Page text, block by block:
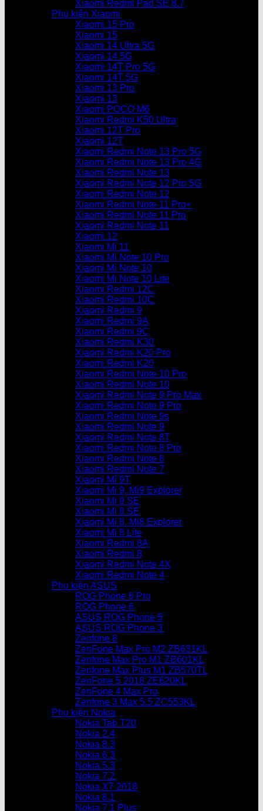
Xiaomi Redmi Pad SE 8.7
Phụ kiện Xiaomi
Xiaomi 15 Pro
Xiaomi 15
Xiaomi 14 Ultra 5G
Xiaomi 14 5G
Xiaomi 14T Pro 5G
Xiaomi 14T 5G
Xiaomi 13 Pro
Xiaomi 13
Xiaomi POCO M6
Xiaomi Redmi K50 Ultra
Xiaomi 12T Pro
Xiaomi 12T
Xiaomi Redmi Note 13 Pro 5G
Xiaomi Redmi Note 13 Pro 4G
Xiaomi Redmi Note 13
Xiaomi Redmi Note 12 Pro 5G
Xiaomi Redmi Note 12
Xiaomi Redmi Note 11 Pro+
Xiaomi Redmi Note 11 Pro
Xiaomi Redmi Note 11
Xiaomi 12
Xiaomi Mi 11
Xiaomi Mi Note 10 Pro
Xiaomi Mi Note 10
Xiaomi Mi Note 10 Lite
Xiaomi Redmi 12C
Xiaomi Redmi 10C
Xiaomi Redmi 9
Xiaomi Redmi 9A
Xiaomi Redmi 9C
Xiaomi Redmi K30
Xiaomi Redmi K20 Pro
Xiaomi Redmi K20
Xiaomi Redmi Note 10 Pro
Xiaomi Redmi Note 10
Xiaomi Redmi Note 9 Pro Max
Xiaomi Redmi Note 9 Pro
Xiaomi Redmi Note 9s
Xiaomi Redmi Note 9
Xiaomi Redmi Note 8T
Xiaomi Redmi Note 8 Pro
Xiaomi Redmi Note 8
Xiaomi Redmi Note 7
Xiaomi Mi 9T
Xiaomi Mi 9, Mi9 Explorer
Xiaomi Mi 9 SE
Xiaomi Mi 8 SE
Xiaomi Mi 8, Mi8 Explorer
Xiaomi Mi 8 Lite
Xiaomi Redmi 8A
Xiaomi Redmi 8
Xiaomi Redmi Note 4X
Xiaomi Redmi Note 4
Phụ kiện ASUS
ROG Phone 6 Pro
ROG Phone 6
ASUS ROG Phone 5
ASUS ROG Phone 3
Zenfone 8
ZenFone Max Pro M2 ZB631KL
Zenfone Max Pro M1 ZB601KL
Zenfone Max Plus M1 ZB570TL
ZenFone 5 2018 ZE620KL
ZenFone 4 Max Pro
Zenfone 3 Max 5.5 ZC553KL
Phụ kiện Nokia
Nokia Tab T20
Nokia 2.4
Nokia 8.3
Nokia 6.3
Nokia 5.3
Nokia 7.2
Nokia X7 2018
Nokia 8.1
Nokia 7.1 Plus